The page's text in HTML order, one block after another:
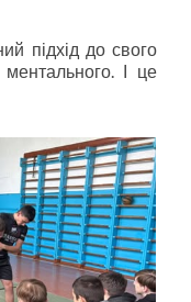
підхід до свого
І це